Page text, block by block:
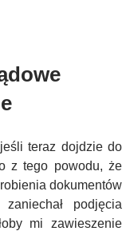
teraz dojdzie do
z tego powodu, że
dokumentów
podjęcia
mi zawieszenie